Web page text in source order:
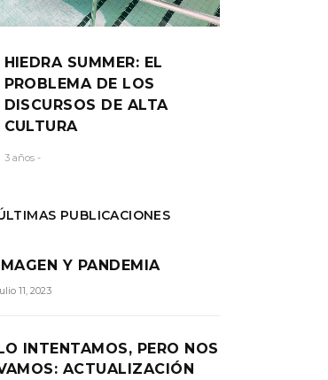
HIEDRA SUMMER: EL
PROBLEMA DE LOS
DISCURSOS DE ALTA
CULTURA
3 años -
PUBLICACIONES
IMAGEN Y PANDEMIA
11, 2023
LO INTENTAMOS, PERO NOS
ACTUALIZACIÓN